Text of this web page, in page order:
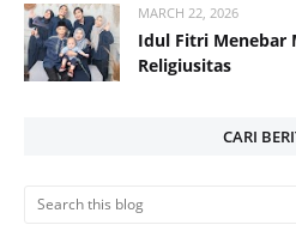
MARCH 22, 2026
Idul Fitri Menebar
Religiusitas
CARI